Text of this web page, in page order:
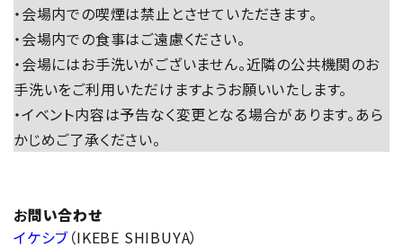
・会場内での喫煙は禁止とさせていただきます。
・会場内での食事はご遠慮ください。
・会場にはお手洗いがございません。近隣の公共機関のお
手洗いをご利用いただけますようお願いいたします。
・イベント内容は予告なく変更となる場合があります。あら
かじめご了承ください。
お問い合わせ
イケシブ（IKEBE SHIBUYA）